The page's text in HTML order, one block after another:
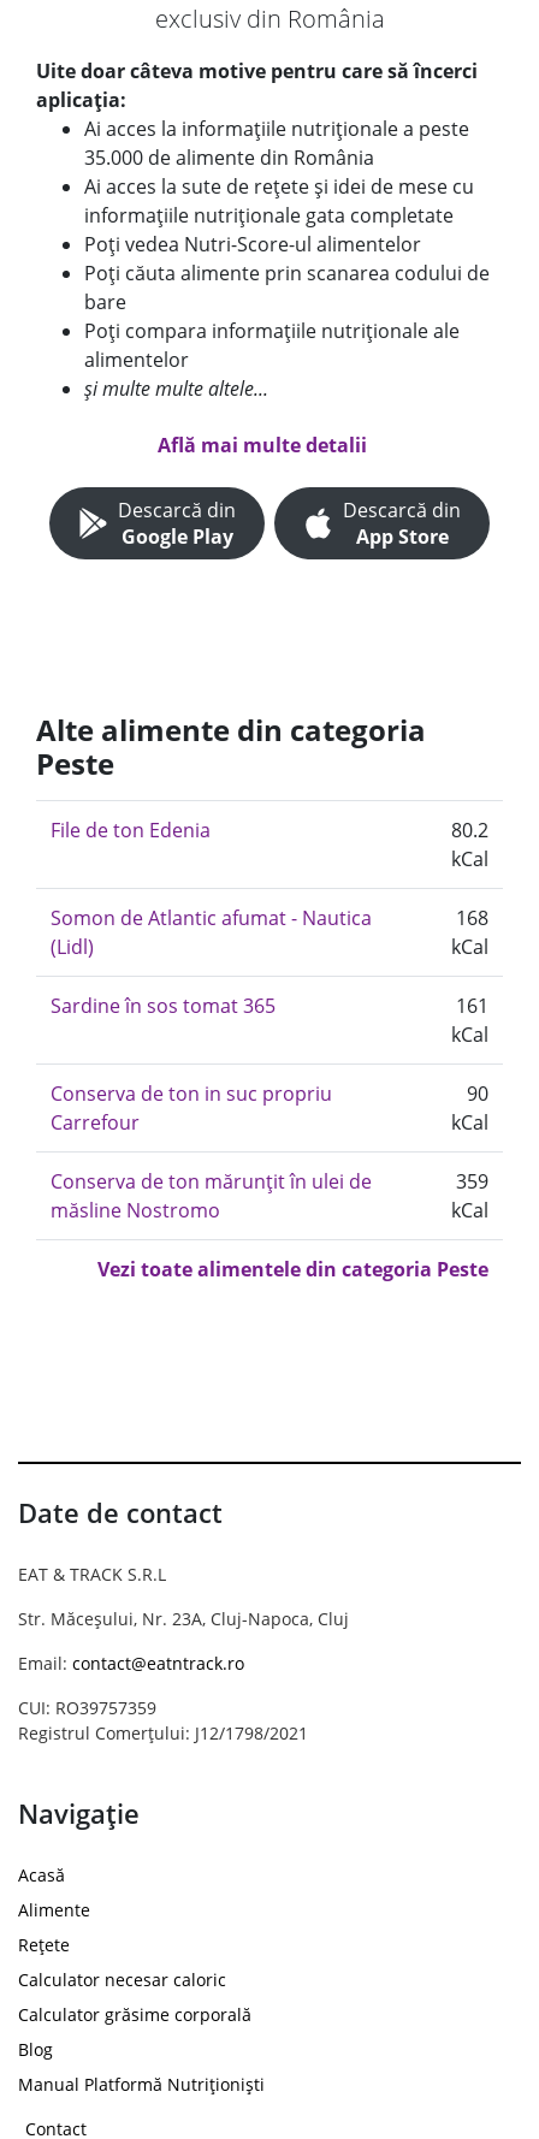
exclusiv din România
Uite doar câteva motive pentru care să încerci
aplicația:
Ai acces la informațiile nutriționale a peste
35.000 de alimente din România
Ai acces la sute de rețete și idei de mese cu
informațiile nutriționale gata completate
Poți vedea Nutri-Score-ul alimentelor
Poți căuta alimente prin scanarea codului de
bare
Poți compara informațiile nutriționale ale
alimentelor
și multe multe altele...
Află mai multe detalii
Descarcă din
Google Play
Descarcă din
App Store
Alte alimente din categoria
Peste
File de ton Edenia
80.2
kCal
Somon de Atlantic afumat - Nautica
(Lidl)
168
kCal
Sardine în sos tomat 365
161
kCal
Conserva de ton in suc propriu
Carrefour
90
kCal
Conserva de ton mărunțit în ulei de
măsline Nostromo
359
kCal
Vezi toate alimentele din categoria Peste
Date de contact
EAT & TRACK S.R.L
Str. Măceșului, Nr. 23A, Cluj-Napoca, Cluj
Email: contact@eatntrack.ro
CUI: RO39757359
Registrul Comerțului: J12/1798/2021
Navigație
Acasă
Alimente
Rețete
Calculator necesar caloric
Calculator grăsime corporală
Blog
Manual Platformă Nutriționiști
Contact